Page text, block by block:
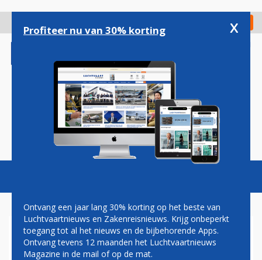
gaan
Check in
Magazine Podcasts Vacatures
LUFTHANSA OPTIMISTISCH
Profiteer nu van 30% korting x
Ontvang een jaar lang 30% korting op het beste van
Luchtvaartnieuws en Zakenreisnieuws. Krijg onbeperkt
toegang tot al het nieuws en de bijbehorende Apps.
Ontvang tevens 12 maanden het Luchtvaartnieuws
Magazine in de mail of op de mat.